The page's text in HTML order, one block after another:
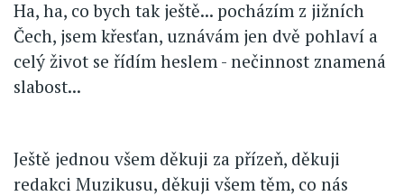
Ha, ha, co bych tak ještě... pocházím z jižních
Čech, jsem křesťan, uznávám jen dvě pohlaví a
celý život se řídím heslem - nečinnost znamená
slabost...
Ještě jednou všem děkuji za přízeň, děkuji
redakci Muzikusu, děkuji všem těm, co nás